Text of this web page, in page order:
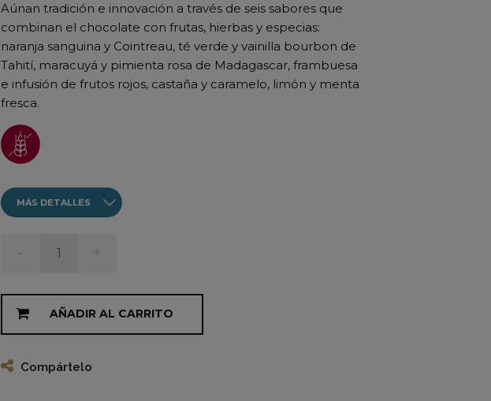
Aúnan tradición e innovación a través de seis sabores que
combinan el chocolate con frutas, hierbas y especias:
naranja sanguina y Cointreau, té verde y vainilla bourbon de
Tahití, maracuyá y pimienta rosa de Madagascar, frambuesa
e infusión de frutos rojos, castaña y caramelo, limón y menta
fresca.
MÁS DETALLES
- +
AÑADIR AL CARRITO
Compártelo